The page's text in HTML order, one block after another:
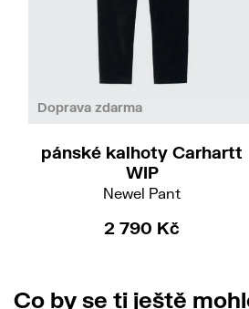
Doprava zdarma
27
pánské kalhoty Carhartt
WIP
Newel Pant
2 790 Kč
Co by se ti ještě